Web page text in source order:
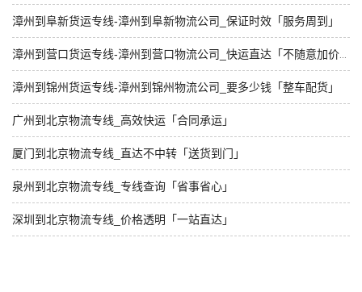
漳州到阜新货运专线-漳州到阜新物流公司_保证时效「服务周到」
漳州到锦州货运专线-漳州到锦州物流公司_要多少钱「整车配货」
广州到北京物流专线_高效快运「合同承运」
厦门到北京物流专线_直达不中转「送货到门」
泉州到北京物流专线_专线查询「省事省心」
深圳到北京物流专线_价格透明「一站直达」